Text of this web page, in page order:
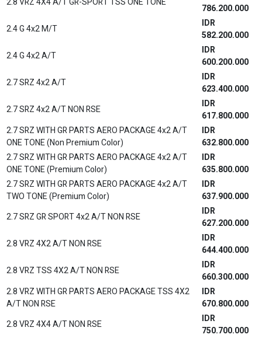
786.200.000
2.4 G 4x2 M/T
IDR
582.200.000
2.4 G 4x2 A/T
IDR
600.200.000
2.7 SRZ 4x2 A/T
IDR
623.400.000
2.7 SRZ 4x2 A/T NON RSE
IDR
617.800.000
2.7 SRZ WITH GR PARTS AERO PACKAGE 4x2 A/T
ONE TONE (Non Premium Color)
IDR
632.800.000
2.7 SRZ WITH GR PARTS AERO PACKAGE 4x2 A/T
ONE TONE (Premium Color)
IDR
635.800.000
2.7 SRZ WITH GR PARTS AERO PACKAGE 4x2 A/T
TWO TONE (Premium Color)
IDR
637.900.000
2.7 SRZ GR SPORT 4x2 A/T NON RSE
IDR
627.200.000
2.8 VRZ 4X2 A/T NON RSE
IDR
644.400.000
2.8 VRZ TSS 4X2 A/T NON RSE
IDR
660.300.000
2.8 VRZ WITH GR PARTS AERO PACKAGE TSS 4X2
A/T NON RSE
IDR
670.800.000
2.8 VRZ 4X4 A/T NON RSE
IDR
750.700.000